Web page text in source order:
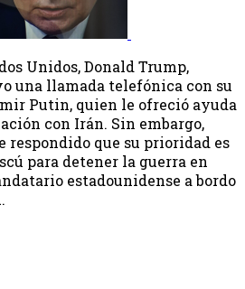
Unidos, Donald Trump,
una llamada telefónica con su
Putin, quien le ofreció ayuda
con Irán. Sin embargo,
respondido que su prioridad es
para detener la guerra en
estadounidense a bordo